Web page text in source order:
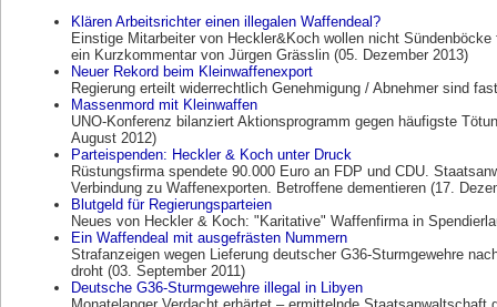
Klären Arbeitsrichter einen illegalen Waffendeal?
Einstige Mitarbeiter von Heckler&Koch wollen nicht
ein Kurzkommentar von Jürgen Grässlin (05. Dezember 2013)
Neuer Rekord beim Kleinwaffenexport
Regierung erteilt widerrechtlich Genehmigung / Abnehmer sind
Massenmord mit Kleinwaffen
UNO-Konferenz bilanziert Aktionsprogramm gegen häufigste
August 2012)
Parteispenden: Heckler & Koch unter Druck
Rüstungsfirma spendete 90.000 Euro an FDP und CDU.
Verbindung zu Waffenexporten. Betroffene dementieren (17.
Blutgeld für Regierungsparteien
Neues von Heckler & Koch: "Karitative" Waffenfirma in
Ein Waffendeal mit ausgefrästen Nummern
Strafanzeigen wegen Lieferung deutscher G36-Sturmgewehre
droht (03. September 2011)
Deutsche G36-Sturmgewehre illegal in Libyen